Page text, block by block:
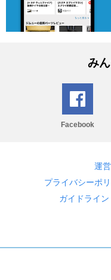
み
Facebook
運
プライバシーポ
ガイドライン